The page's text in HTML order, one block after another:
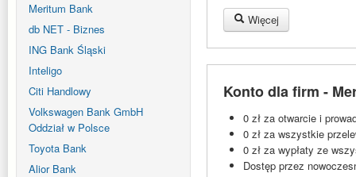
Meritum Bank
db NET - Biznes
ING Bank Śląski
Inteligo
Citi Handlowy
Volkswagen Bank GmbH
Oddział w Polsce
Toyota Bank
Alior Bank
Więcej
Konto dla firm -
0 zł za otwarcie i
0 zł za wszystkie
0 zł za wypłaty ze
Dostęp przez